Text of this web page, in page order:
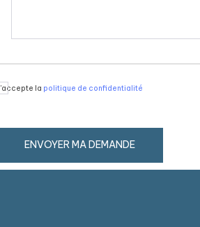
la politique de confidentialité